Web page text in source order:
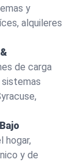
y
alquileres
de carga
sistemas
hogar,
y de